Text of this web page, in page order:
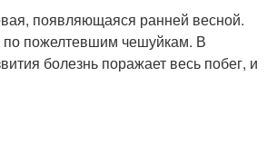
появляющаяся ранней весной.
пожелтевшим чешуйкам. В
болезнь поражает весь побег, и